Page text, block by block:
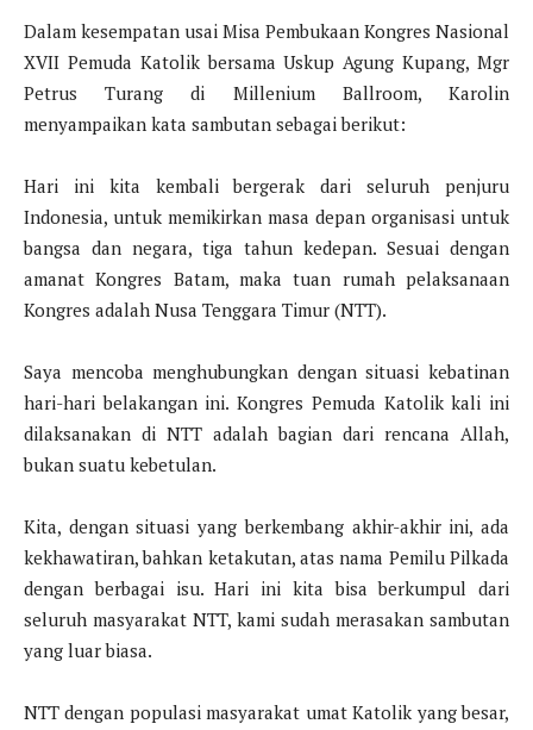
Dalam kesempatan usai Misa Pembukaan Kongres Nasional
XVII Pemuda Katolik bersama Uskup Agung Kupang, Mgr
Petrus Turang di Millenium Ballroom, Karolin
menyampaikan kata sambutan sebagai berikut:
Hari ini kita kembali bergerak dari seluruh penjuru
Indonesia, untuk memikirkan masa depan organisasi untuk
bangsa dan negara, tiga tahun kedepan. Sesuai dengan
amanat Kongres Batam, maka tuan rumah pelaksanaan
Kongres adalah Nusa Tenggara Timur (NTT).
Saya mencoba menghubungkan dengan situasi kebatinan
hari-hari belakangan ini. Kongres Pemuda Katolik kali ini
dilaksanakan di NTT adalah bagian dari rencana Allah,
bukan suatu kebetulan.
Kita, dengan situasi yang berkembang akhir-akhir ini, ada
kekhawatiran, bahkan ketakutan, atas nama Pemilu Pilkada
dengan berbagai isu. Hari ini kita bisa berkumpul dari
seluruh masyarakat NTT, kami sudah merasakan sambutan
yang luar biasa.
NTT dengan populasi masyarakat umat Katolik yang besar,